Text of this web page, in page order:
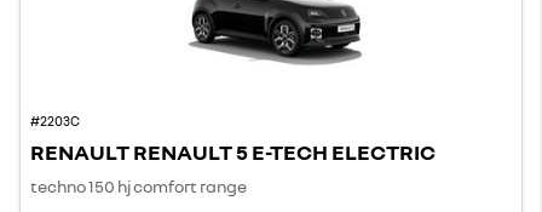
#2203C
RENAULT RENAULT 5 E-TECH ELECTRIC
techno 150 hj comfort range